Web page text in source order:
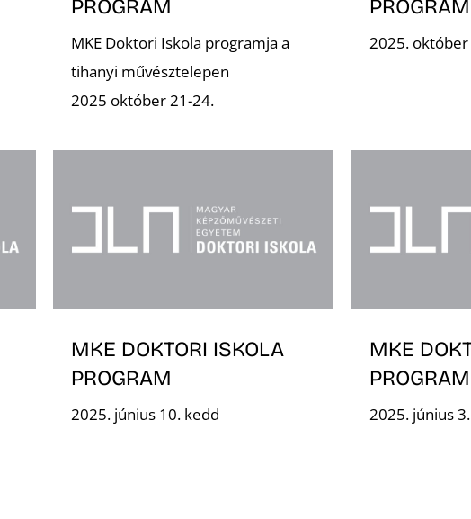
PROGRAM
MKE Doktori Iskola programja a
tihanyi művésztelepen
2025 október 21-24.
PROGRAM
2025.
MKE DOKTORI ISKOLA
PROGRAM
2025. június 10. kedd
MKE
PROGRAM
2025. június